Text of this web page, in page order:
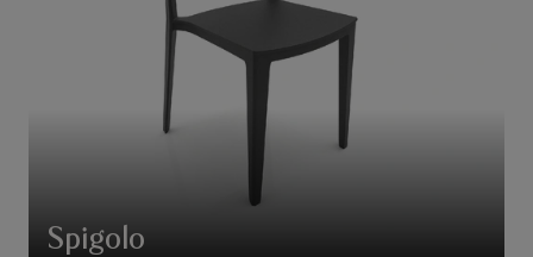
Spigolo